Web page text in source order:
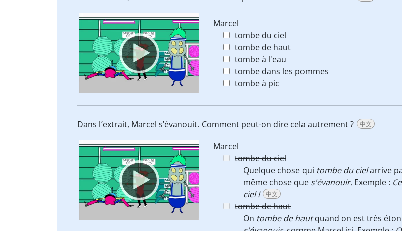
Video
Player
Marcel
tombe du ciel
tombe de haut
tombe à l'eau
tombe dans les pommes
tombe à pic
Dans l’extrait, Marcel s’évanouit. Comment peut-on dire cela autrement ? 中文
Video
Player
Marcel
tombe du ciel
Quelque chose qui tombe du cielarrive
même chose que s'évanouir. Exemple :
ciel !
中文
tombe de haut
On tombe de hautquand on est très